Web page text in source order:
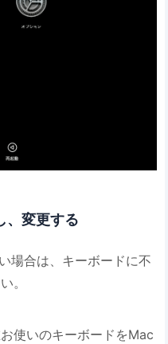
、変更する
場合は、キーボードに不
。
使いのキーボードをMac